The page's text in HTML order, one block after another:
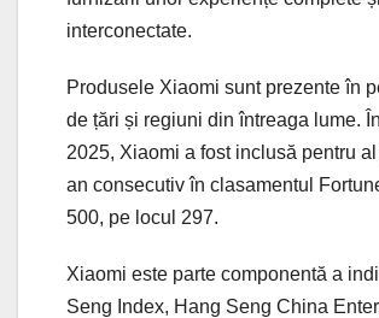
interconectate.
Produsele Xiaomi sunt prezente în
de țări și regiuni din întreaga lume.
2025, Xiaomi a fost inclusă pentru
an consecutiv în clasamentul
500, pe locul 297.
Xiaomi este parte componentă a
Seng Index, Hang Seng China